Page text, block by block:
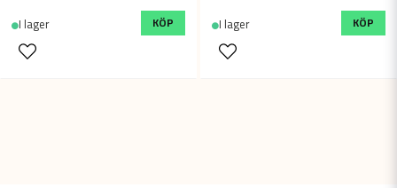
I lager KÖP I lager KÖP